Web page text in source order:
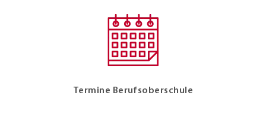
Termine Berufsoberschule